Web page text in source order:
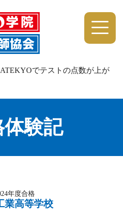
でテストの点数が上が
体験記
年度合格
業高等学校